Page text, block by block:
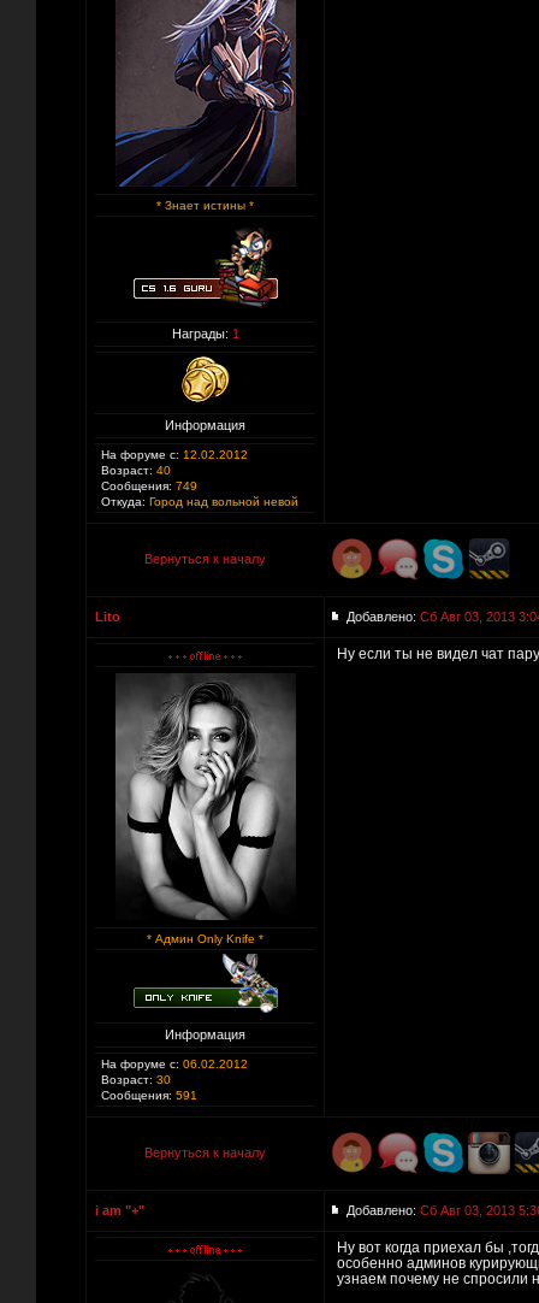
* Знает истины *
Награды: 1
Информация
На форуме с: 12.02.2012
Возраст: 40
Сообщения: 749
Откуда: Город над вольной невой
Вернуться к началу
Lito Добавлено: Сб Авг 03, 2013
* Админ Only Knife *
Информация
На форуме с: 06.02.2012
Возраст: 30
Сообщения: 591
Ну если ты не видел чат
Вернуться к началу
i am "+" Добавлено: Сб Авг 03, 2013
Ну вот когда приехал бы
особенно админов
узнаем почему не спросили